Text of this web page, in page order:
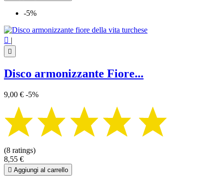
-5%
 |

Disco armonizzante Fiore...
9,00 € -5%
(8 ratings)
8,55 €
 Aggiungi al carrello